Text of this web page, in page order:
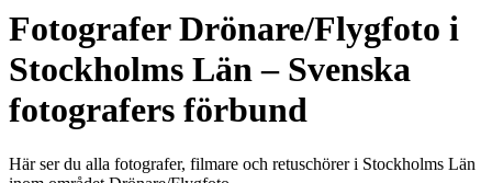
FotograferDrönare/Flygfoto i
Stockholms Län– Svenska
fotografers förbund
Här ser du alla fotografer, filmare och retuschörer i Stockholms Län